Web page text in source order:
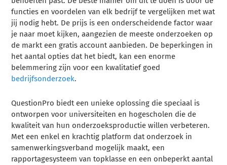
functies en voordelen van elk bedrijf te vergelijken met wat
jij nodig hebt. De prijs is een onderscheidende factor waar
je naar moet kijken, aangezien de meeste onderzoeken op
de markt een gratis account aanbieden. De beperkingen in
het aantal opties dat het biedt, kan een enorme
belemmering zijn voor een kwalitatief goed
bedrijfsonderzoek.
QuestionPro biedt een unieke oplossing die speciaal is
ontworpen voor universiteiten en hogescholen die de
kwaliteit van hun onderzoeksproductie willen verbeteren.
Met een enkel en krachtig platform dat onderzoek in
samenwerkingsverband mogelijk maakt, een
rapportagesysteem van topklasse en een onbeperkt aantal